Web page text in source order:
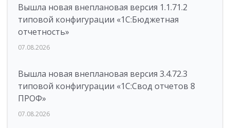
Вышла новая внеплановая версия 1.1.71.2
типовой конфигурации «1C:Бюджетная
отчетность»
07.08.2026
Вышла новая внеплановая версия 3.4.72.3
типовой конфигурации «1C:Свод отчетов 8
ПРОФ»
07.08.2026